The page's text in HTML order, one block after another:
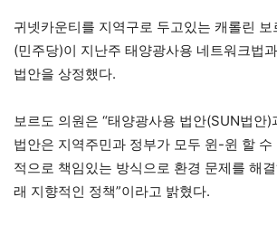
귀넷카운티를 지역구로 두고있는 캐롤린 보
(민주당)이 지난주 태양광사용 네트워크법
법안을 상정했다.
보르도 의원은 “태양광사용 법안(SUN법안
법안은 지역주민과 정부가 모두 윈-윈 할 수
적으로 책임있는 방식으로 환경 문제를 해
래 지향적인 정책”이라고 밝혔다.